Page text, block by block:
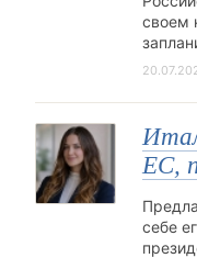
своем
ЕС,
себе